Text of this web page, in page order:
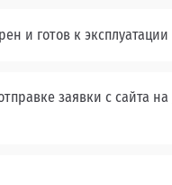
и готов к эксплуатации
заявки с сайта на